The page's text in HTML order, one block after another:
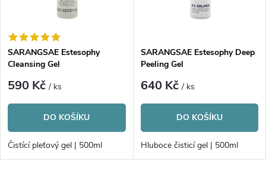
í
p
r
o
d
s
p
r
o
d
SARANGSAE Estesophy
Cleansing Gel
590 Kč/ ks
DO KOŠÍKU
Čistící pleťový gel | 500ml
SARANGSAE Estesophy Deep
Peeling Gel
640 Kč/ ks
DO KOŠÍKU
Hluboce čisticí gel | 500ml